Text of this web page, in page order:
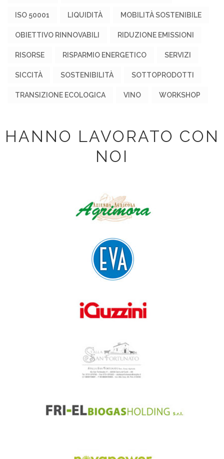
ISO 50001 LIQUIDITÀ MOBILITÀ SOSTENIBILE
OBIETTIVO RINNOVABILI RIDUZIONE EMISSIONI
RISORSE RISPARMIO ENERGETICO SERVIZI
SICCITÀ SOSTENIBILITÀ SOTTOPRODOTTI
TRANSIZIONE ECOLOGICA VINO WORKSHOP
HANNO LAVORATO CON
NOI